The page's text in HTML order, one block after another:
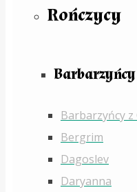
Rończycy
Barbarzyńcy
Barbarzyńcy z
Bergrim
Dagoslev
Daryanna